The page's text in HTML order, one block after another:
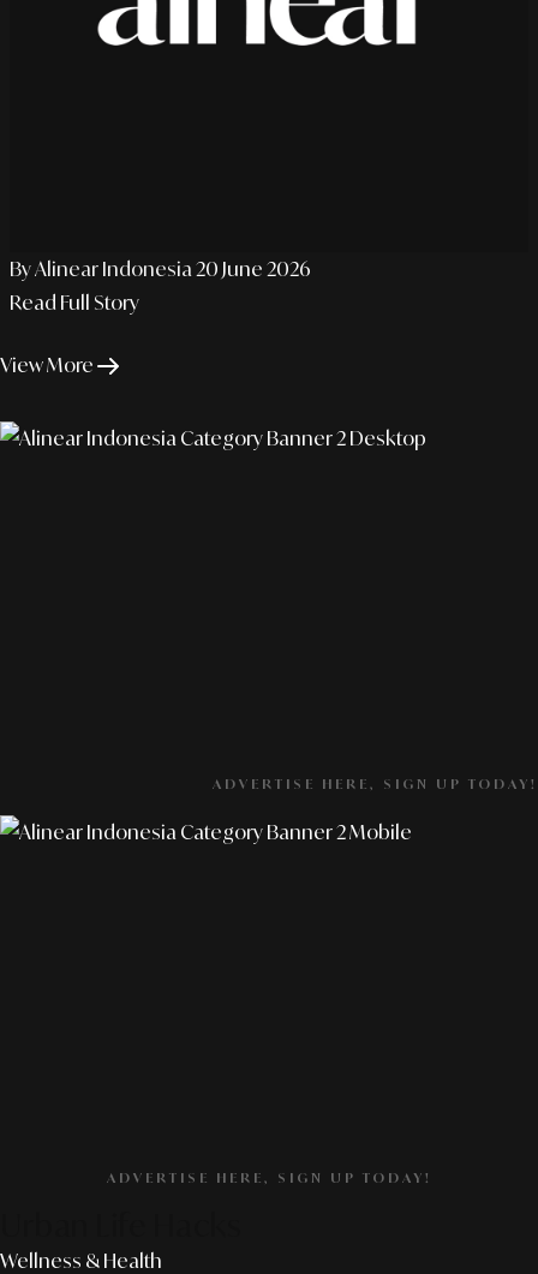
By Alinear Indonesia 20 June 2026
Read Full Story
View More
ADVERTISE HERE, SIGN UP TODAY!
ADVERTISE HERE, SIGN UP TODAY!
Wellness & Health